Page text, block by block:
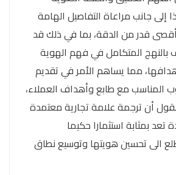
إلى جانب مراعاة التفاصيل الهامة
قدر من الدقة، بما في ذلك قد
بالنهج المتكامل في فهم الهوية
مما يساهم الأمر في تقديم
المناسب مع طابع وأهداف العملاء،
أن ترجمة علامة تجارية معتمدة
بمثابة استثمارا حكيما
الى تحسين هويتها وتوسيع نطاق